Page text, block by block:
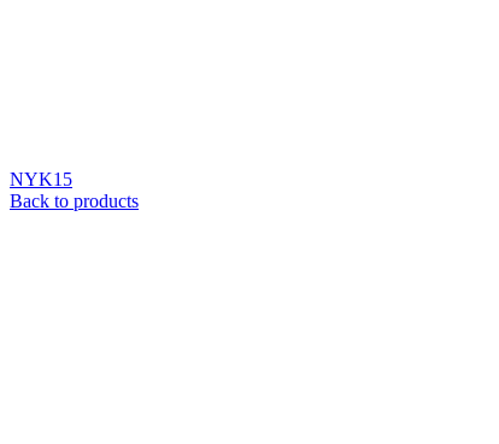
NYK15
Back to products